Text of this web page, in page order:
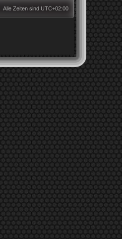
Alle Zeiten sind UTC+02:00